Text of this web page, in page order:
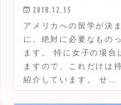
2018.12.15
アメリカへの留学が決
に、絶対に必要なもの
ます。 特に女子の場合
ますので、これだけは
紹介しています。 せ…